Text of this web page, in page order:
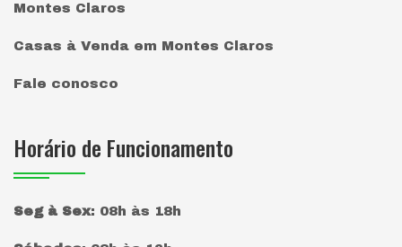
Montes Claros
Casas à Venda em Montes Claros
Fale conosco
Horário de Funcionamento
Seg à Sex: 08h às 18h